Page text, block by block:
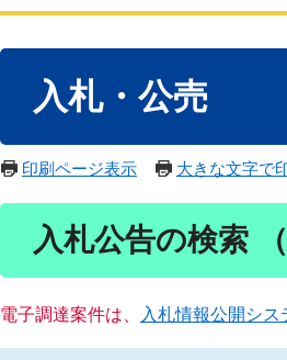
入札・公売
印刷ページ表示 大きな文字で
入札公告の検索
電子調達案件は、 入札情報公開シス